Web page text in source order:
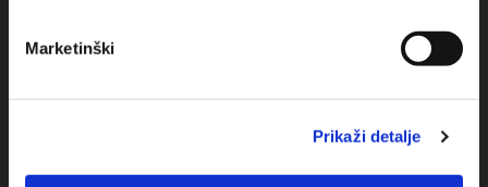
Marketinški
Prikaži detalje